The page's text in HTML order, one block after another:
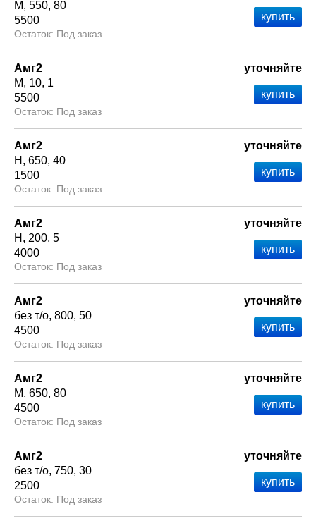
М 550 80
5500
Под заказ
Амг2
М
10 1
5500
Под заказ
уточняйте
Амг2
Н
650 40
1500
Под заказ
уточняйте
Амг2
Н
200 5
4000
Под заказ
уточняйте
Амг2
без т/о 800 50
4500
Под заказ
уточняйте
Амг2
М 650 80
4500
Под заказ
уточняйте
Амг2
без т/о 750 30
2500
Под заказ
уточняйте